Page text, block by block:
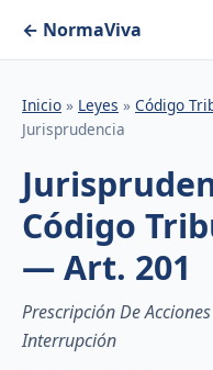
← NormaViva
Inicio » Leyes » Código
Jurisprudencia
Código
— Art. 201
Prescripción De
Interrupción